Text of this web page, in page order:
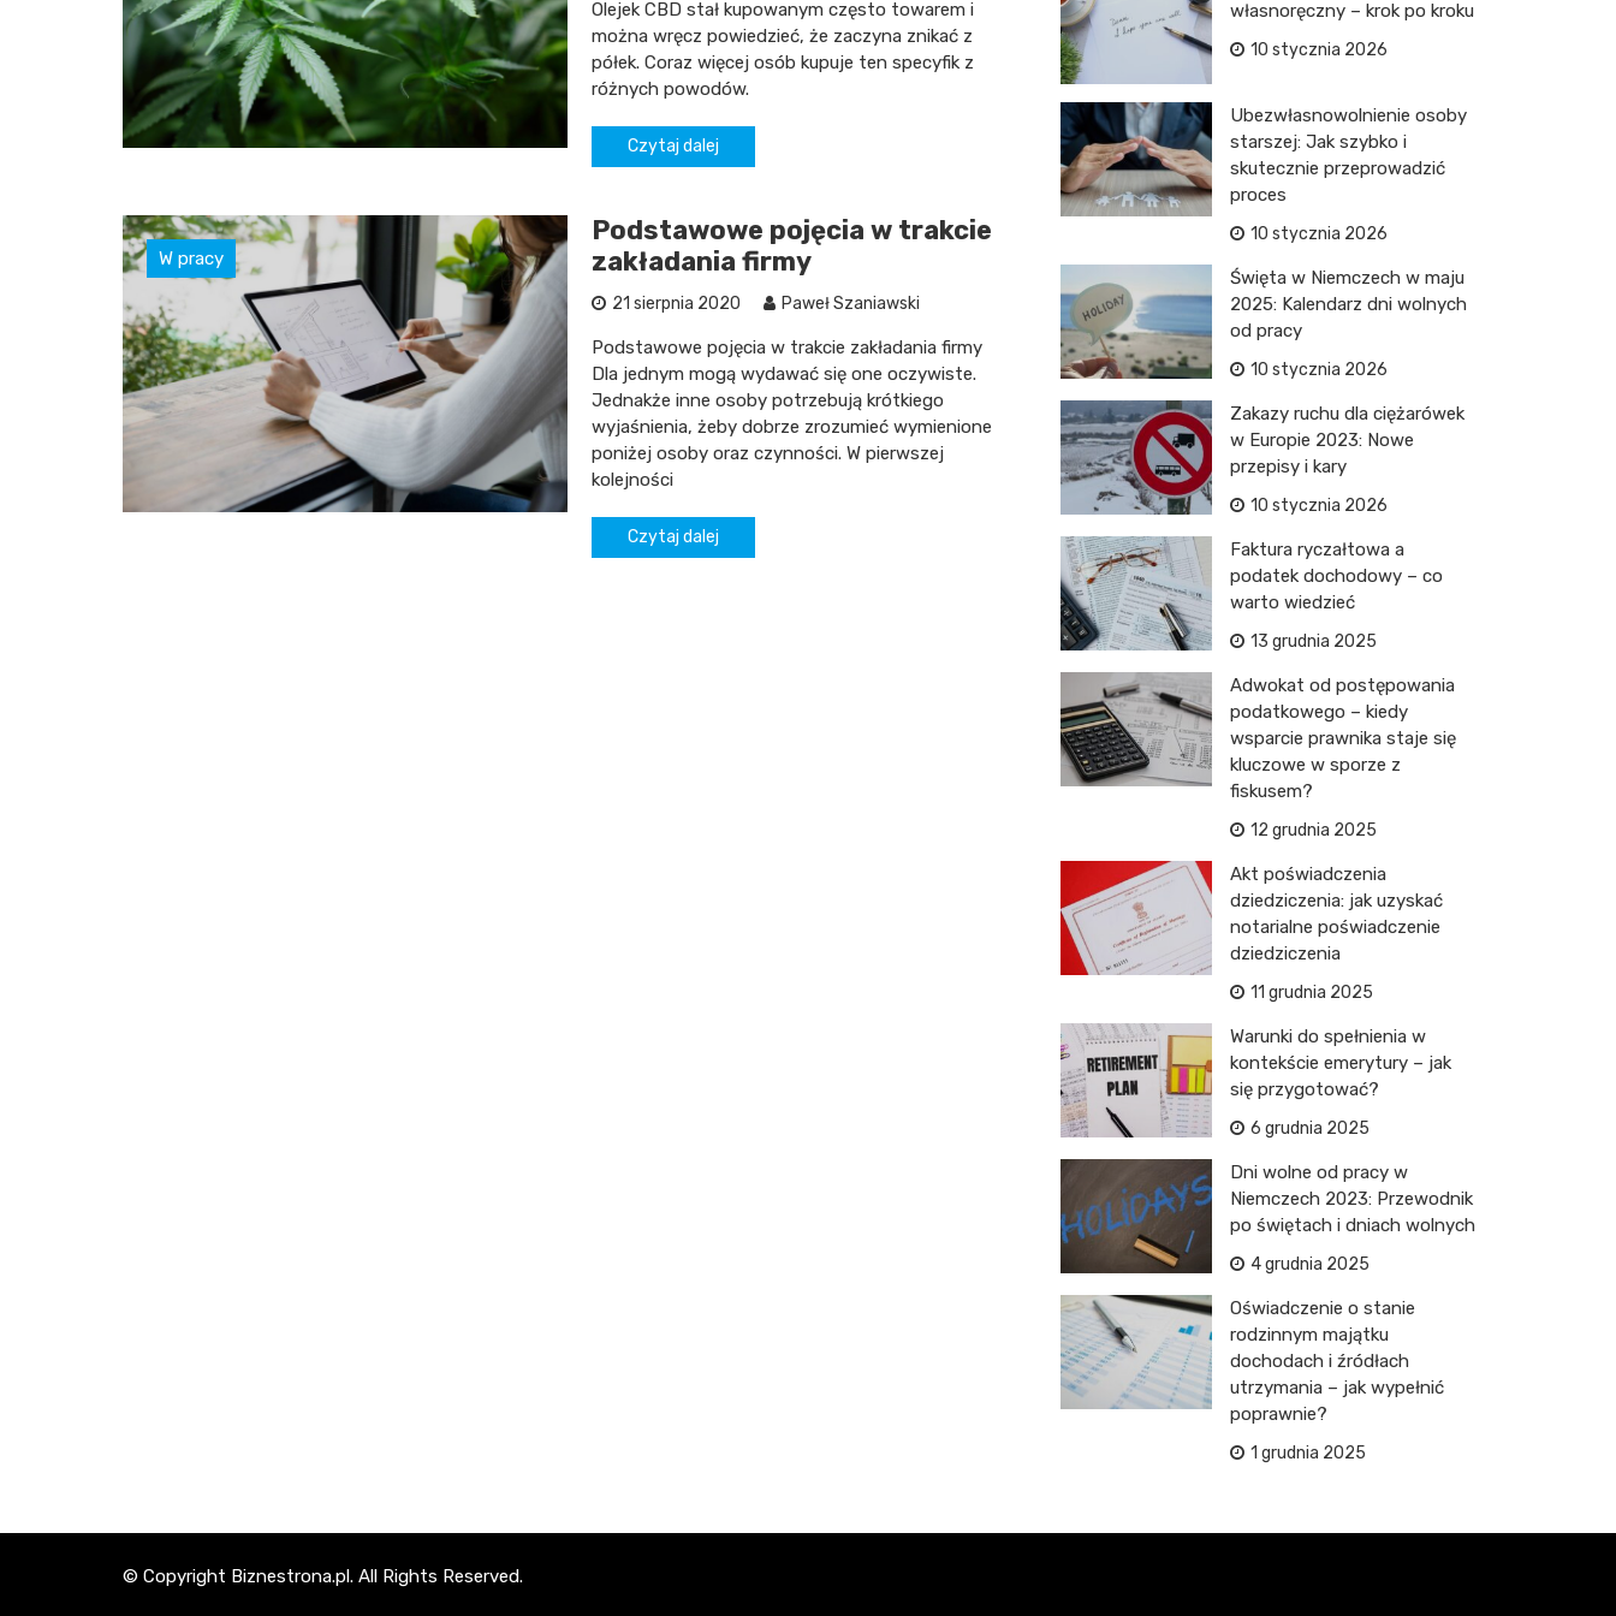
Olejek CBD stał kupowanym często towarem i
można wręcz powiedzieć, że zaczyna znikać z
półek. Coraz więcej osób kupuje ten specyfik z
różnych powodów.
Czytaj dalej
W pracy
Podstawowe pojęcia w trakcie
zakładania firmy
21 sierpnia 2020 Paweł Szaniawski
Podstawowe pojęcia w trakcie zakładania firmy
Dla jednym mogą wydawać się one oczywiste.
Jednakże inne osoby potrzebują krótkiego
wyjaśnienia, żeby dobrze zrozumieć wymienione
poniżej osoby oraz czynności. W pierwszej
kolejności
Czytaj dalej
własnoręczny – krok po kroku
10 stycznia 2026
Ubezwłasnowolnienie osoby
starszej: Jak szybko i
skutecznie przeprowadzić
proces
10 stycznia 2026
Święta w Niemczech w maju
2025: Kalendarz dni wolnych
od pracy
10 stycznia 2026
Zakazy ruchu dla ciężarówek
w Europie 2023: Nowe
przepisy i kary
10 stycznia 2026
Faktura ryczałtowa a
podatek dochodowy – co
warto wiedzieć
13 grudnia 2025
Adwokat od postępowania
podatkowego – kiedy
wsparcie prawnika staje się
kluczowe w sporze z
fiskusem?
12 grudnia 2025
Akt poświadczenia
dziedziczenia: jak uzyskać
notarialne poświadczenie
dziedziczenia
11 grudnia 2025
Warunki do spełnienia w
kontekście emerytury – jak
się przygotować?
6 grudnia 2025
Dni wolne od pracy w
Niemczech 2023: Przewodnik
po świętach i dniach wolnych
4 grudnia 2025
Oświadczenie o stanie
rodzinnym majątku
dochodach i źródłach
utrzymania – jak wypełnić
poprawnie?
1 grudnia 2025
© Copyright Biznestrona.pl. All Rights Reserved.